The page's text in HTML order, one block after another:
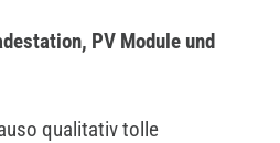
PV Module und
qualitativ tolle